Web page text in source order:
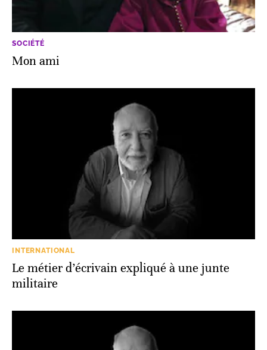
SOCIÉTÉ
Mon ami
INTERNATIONAL
Le métier d’écrivain expliqué à une junte
militaire